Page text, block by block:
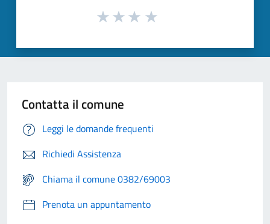
Contatta il comune
Leggi le domande frequenti
Richiedi Assistenza
Chiama il comune 0382/69003
Prenota un appuntamento